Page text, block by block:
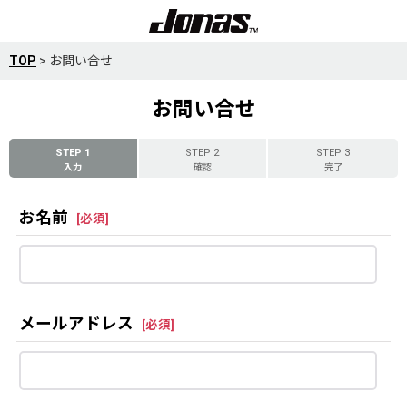
TOP > お問い合せ
お問い合せ
STEP 1
入力
STEP 2
確認
STEP 3
完了
お名前 [必須]
メールアドレス [必須]